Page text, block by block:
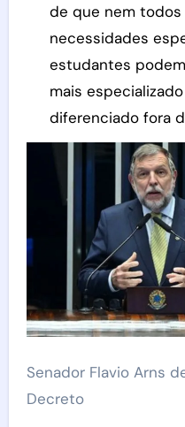
de que nem todos
necessidades
estudantes
mais
diferenciado fora
Senador Flavio Arns
Decreto